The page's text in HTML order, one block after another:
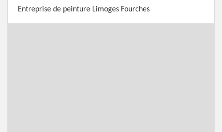
Entreprise de peinture Limoges Fourches